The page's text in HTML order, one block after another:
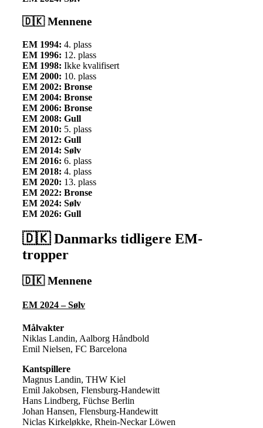
🇩🇰 Mennene
EM 1994: 4. plass
EM 1996: 12. plass
EM 1998: Ikke kvalifisert
EM 2000: 10. plass
EM 2002: Bronse
EM 2004: Bronse
EM 2006: Bronse
EM 2008: Gull
EM 2010: 5. plass
EM 2012: Gull
EM 2014: Sølv
EM 2016: 6. plass
EM 2018: 4. plass
EM 2020: 13. plass
EM 2022: Bronse
EM 2024: Sølv
EM 2026: Gull
🇩🇰 Danmarks tidligere EM-
tropper
🇩🇰 Mennene
EM 2024 – Sølv
Målvakter
Niklas Landin, Aalborg Håndbold
Emil Nielsen, FC Barcelona
Kantspillere
Magnus Landin, THW Kiel
Emil Jakobsen, Flensburg-Handewitt
Hans Lindberg, Füchse Berlin
Johan Hansen, Flensburg-Handewitt
Niclas Kirkeløkke, Rhein-Neckar Löwen